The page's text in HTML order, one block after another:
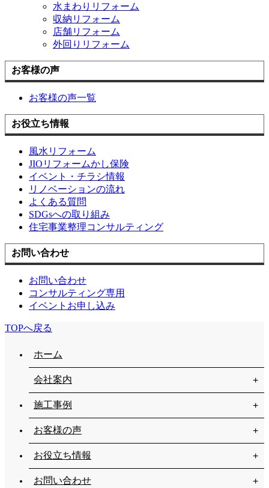
水まわりリフォーム
収納リフォーム
店舗リフォーム
外回りリフォーム
お客様の声
お客様の声一覧
お役立ち情報
風水リフォーム
JIOリフォームかし保険
イベント・チラシ情報
リノベーションの流れ
よくある質問
SDGsへの取り組み
住宅事業整理コンサルティング
お問い合わせ
お問い合わせ
コンサルティング専用
イベントお申し込み
TOPへ戻る
ホーム
会社案内
施工事例
お客様の声
お役立ち情報
お問い合わせ